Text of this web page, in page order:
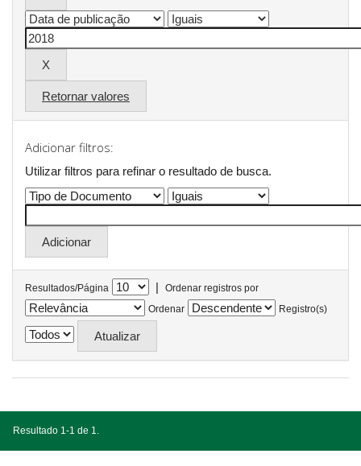
Retornar valores
Adicionar filtros:
Utilizar filtros para refinar o resultado de busca.
Resultados/Página |
Ordenar registros por
Ordenar
Registro(s)
Resultado 1-1 de 1.